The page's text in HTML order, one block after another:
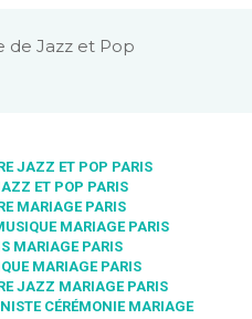
de Jazz et Pop
JAZZ ET POP PARIS
ET POP PARIS
MARIAGE PARIS
MARIAGE PARIS
MARIAGE PARIS
MARIAGE PARIS
JAZZ MARIAGE PARIS
CÉRÉMONIE MARIAGE